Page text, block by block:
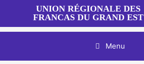
contenu
UNION RÉGIONALE DES
FRANCAS DU GRAND EST
Menu